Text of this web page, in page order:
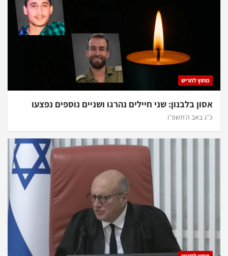
מחוץ לחריש
אסון בלבנון: שני חיילים נהרגו ושניים נוספים נפצעו
כ״ג באב ה׳תשפ״ו